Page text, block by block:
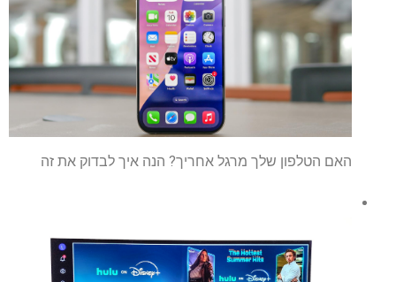
האם הטלפון שלך מרגל אחריך? הנה איך לבדוק את זה